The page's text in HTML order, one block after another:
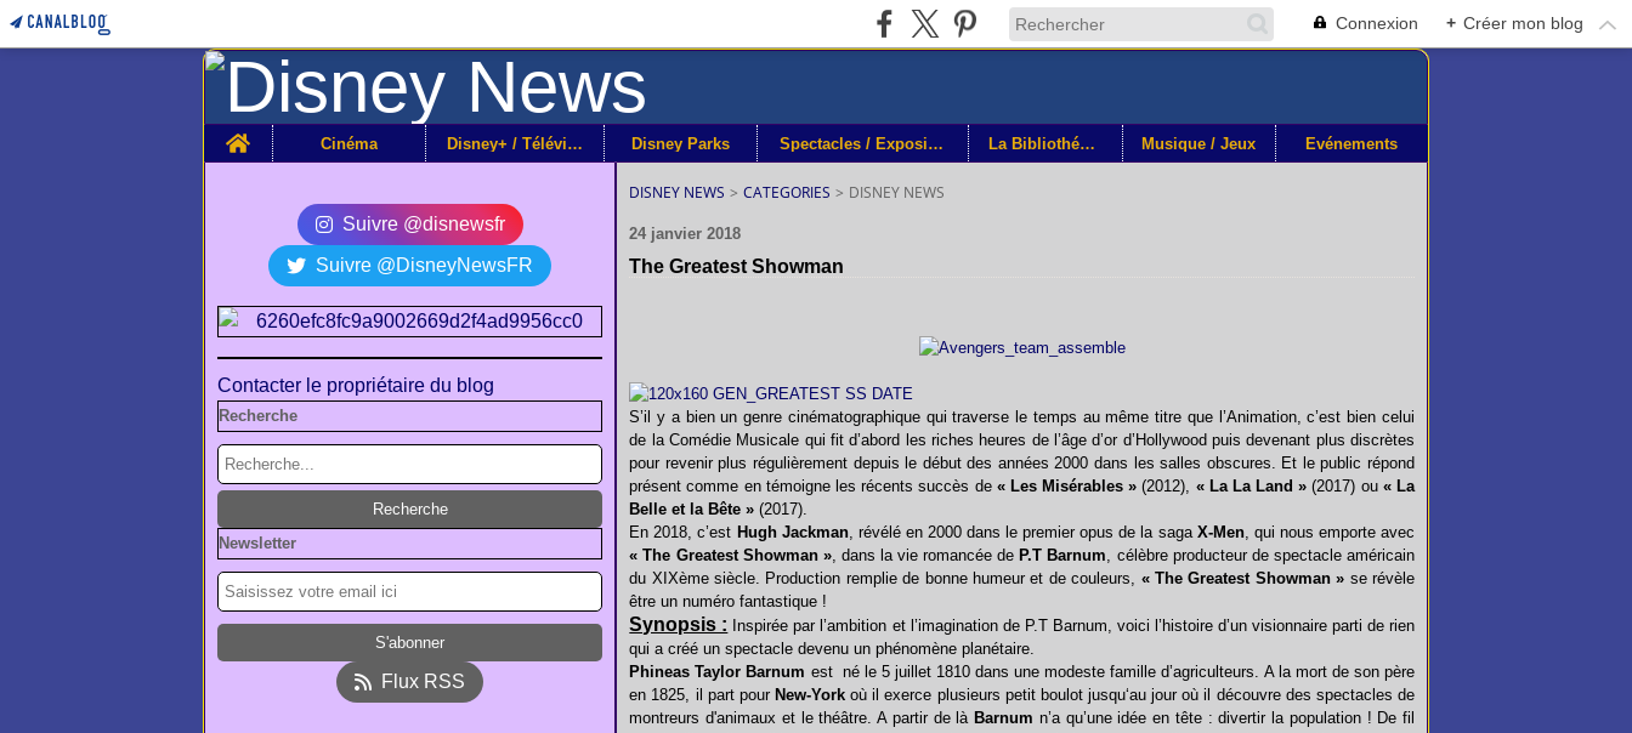
Connexion + Créer mon blog
Home
Cinéma Disney+ / Télévision Disney Parks Spectacles / Expositions La Bibliothéque Musique / Jeux Événements
Suivre @disnewsfr
Suivre @DisneyNewsFR
Contacter le propriétaire du blog
Recherche
Newsletter
Flux RSS
DISNEY NEWS > CATEGORIES > DISNEY NEWS
24 janvier 2018
The Greatest Showman
S’il y a bien un genre cinématographique qui traverse le temps au même titre que l’Animation, c’est bien celui
de la Comédie Musicale qui fit d’abord les riches heures de l’âge d’or d’Hollywood puis devenant plus discrètes
pour revenir plus régulièrement depuis le début des années 2000 dans les salles obscures. Et le public répond
présent comme en témoigne les récents succès de « Les Misérables » (2012), « La La Land » (2017) ou « La
Belle et la Bête » (2017).
En 2018, c’est Hugh Jackman, révélé en 2000 dans le premier opus de la saga X-Men, qui nous emporte avec
« The Greatest Showman », dans la vie romancée de P.T Barnum, célèbre producteur de spectacle américain
du XIXème siècle. Production remplie de bonne humeur et de couleurs, « The Greatest Showman » se révèle
être un numéro fantastique !
Synopsis : Inspirée par l’ambition et l’imagination de P.T Barnum, voici l’histoire d’un visionnaire parti de rien
qui a créé un spectacle devenu un phénomène planétaire.
Phineas Taylor Barnum est né le 5 juillet 1810 dans une modeste famille d’agriculteurs. A la mort de son père
en 1825, il part pour New-York où il exerce plusieurs petit boulot jusqu‘au jour où il découvre des spectacles de
montreurs d'animaux et le théâtre. A partir de làBarnum n’a qu’une idée en tête : divertir la population ! De fil